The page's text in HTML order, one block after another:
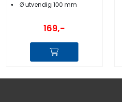
Ø utvendig 100 mm
169,-